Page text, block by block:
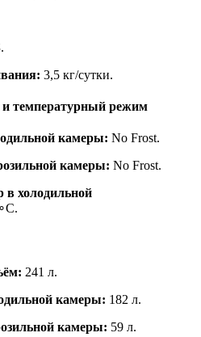
3,5 кг/сутки.
температурный режим
камеры: No Frost.
камеры: No Frost.
в холодильной
241 л.
камеры: 182 л.
камеры: 59 л.